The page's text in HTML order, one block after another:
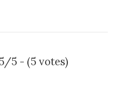
5 - (5 votes)